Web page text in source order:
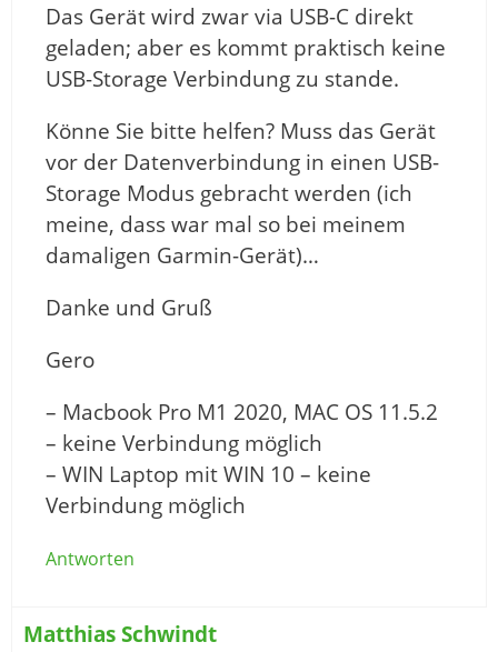
Das Gerät wird zwar via USB-C direkt
geladen; aber es kommt praktisch keine
USB-Storage Verbindung zu stande.
Könne Sie bitte helfen? Muss das Gerät
vor der Datenverbindung in einen USB-
Storage Modus gebracht werden (ich
meine, dass war mal so bei meinem
damaligen Garmin-Gerät)…
Danke und Gruß
Gero
– Macbook Pro M1 2020, MAC OS 11.5.2
– keine Verbindung möglich
– WIN Laptop mit WIN 10 – keine
Verbindung möglich
Antworten
Matthias Schwindt